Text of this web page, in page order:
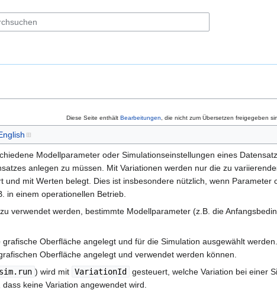
Diese Seite enthält Bearbeitungen , die nicht zum Übersetzen freigegeben
Modellparameter oder Simulationseinstellungen eines
anlegen zu müssen. Mit Variationen werden nur die zu
und mit Werten belegt. Dies ist insbesondere nützlich, wenn
in einem operationellen Betrieb.
verwendet werden, bestimmte Modellparameter (z.B. die
Oberfläche angelegt und für die Simulation ausgewählt
Oberfläche angelegt und verwendet werden können.
) wird mit VariationId
gesteuert, welche Variation bei einer
dass keine Variation angewendet wird.